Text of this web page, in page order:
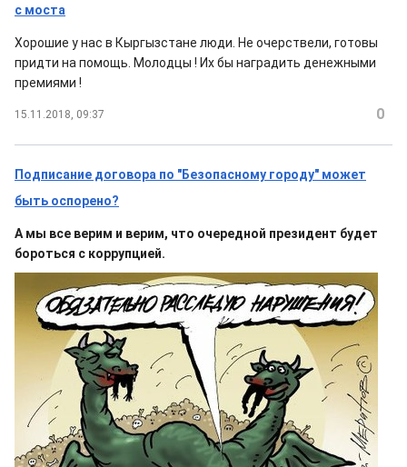
с моста
Хорошие у нас в Кыргызстане люди. Не очерствели, готовы
придти на помощь. Молодцы ! Их бы наградить денежными
премиями !
15.11.2018, 09:37 0
Подписание договора по "Безопасному городу" может
быть оспорено?
А мы все верим и верим, что очередной президент будет
бороться с коррупцией.